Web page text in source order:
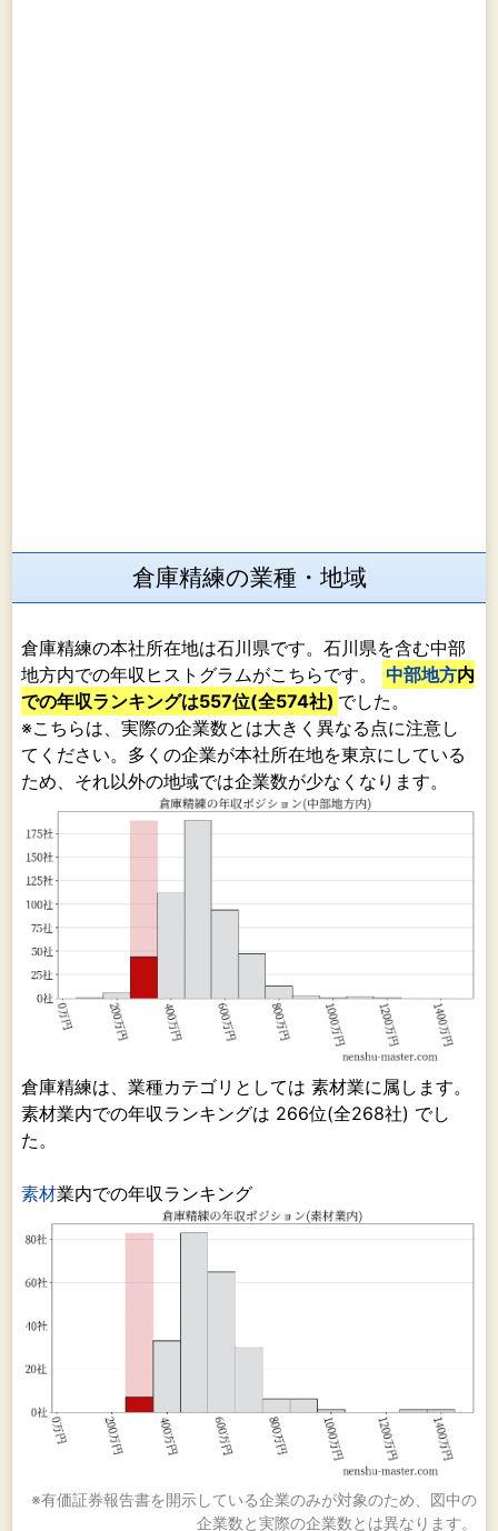
倉庫精練の業種・地域
倉庫精練の本社所在地は石川県です。石川県を含む中部
地方内での年収ヒストグラムがこちらです。
中部地方内
での年収ランキングは557位(全574社) でした。
※こちらは、実際の企業数とは大きく異なる点に注意し
てください。多くの企業が本社所在地を東京にしている
ため、それ以外の地域では企業数が少なくなります。
倉庫精練は、業種カテゴリとしては 素材業に属します。
素材業内での年収ランキングは 266位(全268社) でし
た。
素材業内での年収ランキング
※有価証券報告書を開示している企業のみが対象のため、図中の
企業数と実際の企業数とは異なります。